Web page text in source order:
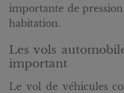
importante de
habitation.
Les vols
important
Le vol de véhicules